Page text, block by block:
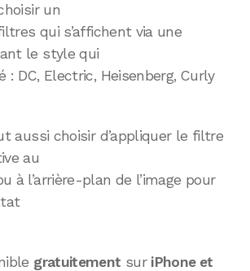
un
qui s’affichent via une
le style qui
: DC, Electric, Heisenberg, Curly
aussi choisir d’appliquer le filtre
au
à l’arrière-plan de l’image pour
gratuitement sur iPhone et